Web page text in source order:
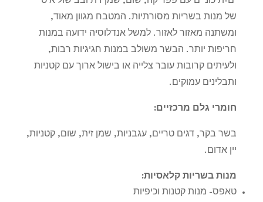
של מנות בשריות מסורתיות. המטבח מגוון מאוד,
ומשתנה מאזור לאזור. למשל אנדלוסיה ידועה במנות
חריפות יותר. הבשר משולב במנות חגיגיות רבות,
ולעיתים קרובות עובר צלייה או בישול ארוך עם קטניות
ותבלינים עמוקים .
חומרי גלם מרכזיים :
בשר בקר, דגים טריים, עגבניות, שמן זית, שום, קטניות,
יין אדום .
מנות בשריות קלאסיות:
טאפס- מנות קטנות וכיפיות